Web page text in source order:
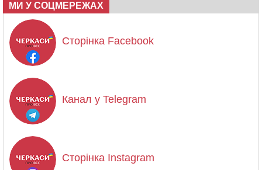
МИ У СОЦМЕРЕЖАХ
Сторінка Facebook
Канал у Telegram
Сторінка Instagram